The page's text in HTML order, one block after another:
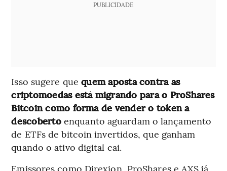
PUBLICIDADE
Isso sugere que quem aposta contra as
criptomoedas está migrando para o ProShares
Bitcoin como forma de vender o token a
descobertoenquanto aguardam o lançamento
de ETFs de bitcoin invertidos, que ganham
quando o ativo digital cai.
Emissores como Direxion, ProShares e AXS já